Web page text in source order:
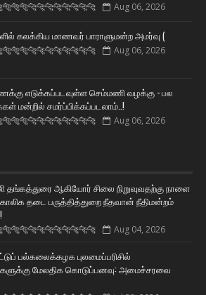
Aug 06, 2026
கலக்கிய மாணவர் பாராளுமன்ற அமர்வு (
Aug 06, 2026
எடுக்கப்படவுள்ள செம்மணி வழக்கு - பல
மன்றில் சமர்ப்பிக்கப்படலாம்..!
Aug 06, 2026
தங்கத்துரை ஆகியோர் சிலை நிறுவுவதற்கு நாளை
தடை பருத்தித்துறை நீதவான் நீதிமன்றம்
Aug 04, 2026
பல்கலைக்கழக புலமைப்பரிசில்
மேலதிக கொடுப்பனவு: அமைச்சரவை